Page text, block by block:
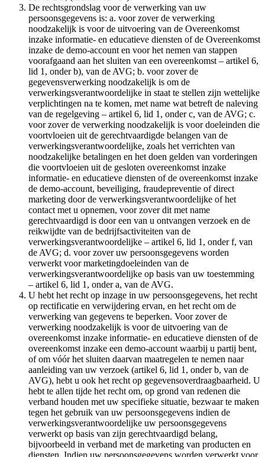
De rechtsgrondslag voor de verwerking van uw
persoonsgegevens is: a. voor zover de verwerking
noodzakelijk is voor de uitvoering van de Overeenkomst
inzake informatie- en educatieve diensten of de Overeenkomst
inzake de demo-account en voor het nemen van stappen
voorafgaand aan het sluiten van een overeenkomst – artikel 6,
lid 1, onder b), van de AVG; b. voor zover de
gegevensverwerking noodzakelijk is om de
verwerkingsverantwoordelijke in staat te stellen zijn wettelijke
verplichtingen na te komen, met name wat betreft de naleving
van de regelgeving – artikel 6, lid 1, onder c, van de AVG; c.
voor zover de verwerking noodzakelijk is voor doeleinden die
voortvloeien uit de gerechtvaardigde belangen van de
verwerkingsverantwoordelijke, zoals het verrichten van
noodzakelijke betalingen en het doen gelden van vorderingen
die voortvloeien uit de gesloten overeenkomst inzake
informatie- en educatieve diensten of de overeenkomst inzake
de demo-account, beveiliging, fraudepreventie of direct
marketing door de verwerkingsverantwoordelijke of het
contact met u opnemen, voor zover dit met name
gerechtvaardigd is door een van u ontvangen verzoek en de
reikwijdte van de bedrijfsactiviteiten van de
verwerkingsverantwoordelijke – artikel 6, lid 1, onder f, van
de AVG; d. voor zover uw persoonsgegevens worden
verwerkt voor marketingdoeleinden van de
verwerkingsverantwoordelijke op basis van uw toestemming
– artikel 6, lid 1, onder a, van de AVG.
U hebt het recht op inzage in uw persoonsgegevens, het recht
op rectificatie en verwijdering ervan, en het recht om de
verwerking van gegevens te beperken. Voor zover de
verwerking noodzakelijk is voor de uitvoering van de
overeenkomst inzake informatie- en educatieve diensten of de
overeenkomst inzake een demo-account waarbij u partij bent,
of om vóór het sluiten daarvan maatregelen te nemen naar
aanleiding van uw verzoek (artikel 6, lid 1, onder b, van de
AVG), hebt u ook het recht op gegevensoverdraagbaarheid. U
hebt te allen tijde het recht om, op grond van redenen die
verband houden met uw specifieke situatie, bezwaar te maken
tegen het gebruik van uw persoonsgegevens indien de
verwerkingsverantwoordelijke uw persoonsgegevens
verwerkt op basis van zijn gerechtvaardigd belang,
bijvoorbeeld in verband met de marketing van producten en
diensten. Indien uw persoonsgegevens worden verwerkt voor